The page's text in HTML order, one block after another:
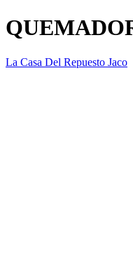
La Casa Del Repuesto Jaco